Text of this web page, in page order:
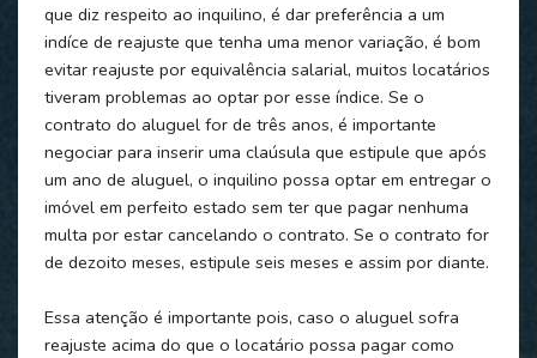
que diz respeito ao inquilino, é dar preferência a um
indíce de reajuste que tenha uma menor variação, é bom
evitar reajuste por equivalência salarial, muitos locatários
tiveram problemas ao optar por esse índice. Se o
contrato do aluguel for de três anos, é importante
negociar para inserir uma claúsula que estipule que após
um ano de aluguel, o inquilino possa optar em entregar o
imóvel em perfeito estado sem ter que pagar nenhuma
multa por estar cancelando o contrato. Se o contrato for
de dezoito meses, estipule seis meses e assim por diante.
Essa atenção é importante pois, caso o aluguel sofra
reajuste acima do que o locatário possa pagar como